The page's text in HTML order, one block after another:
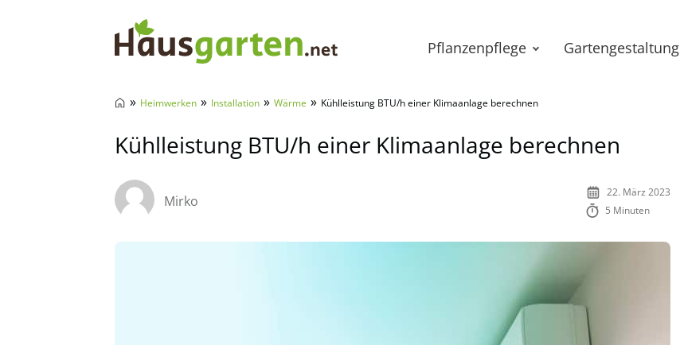
Pflanzenpflege Gartengestaltung
» Heimwerken » Installation » Wärme » Kühlleistung BTU/h einer Klimaanlage berechnen
Kühlleistung BTU/h einer Klimaanlage berechnen
Mirko
22. März 2023
5 Minuten